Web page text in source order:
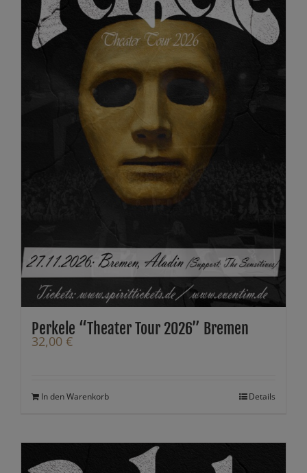
Perkele “Theater Tour 2026” Bremen
32,00 €
In den Warenkorb Details